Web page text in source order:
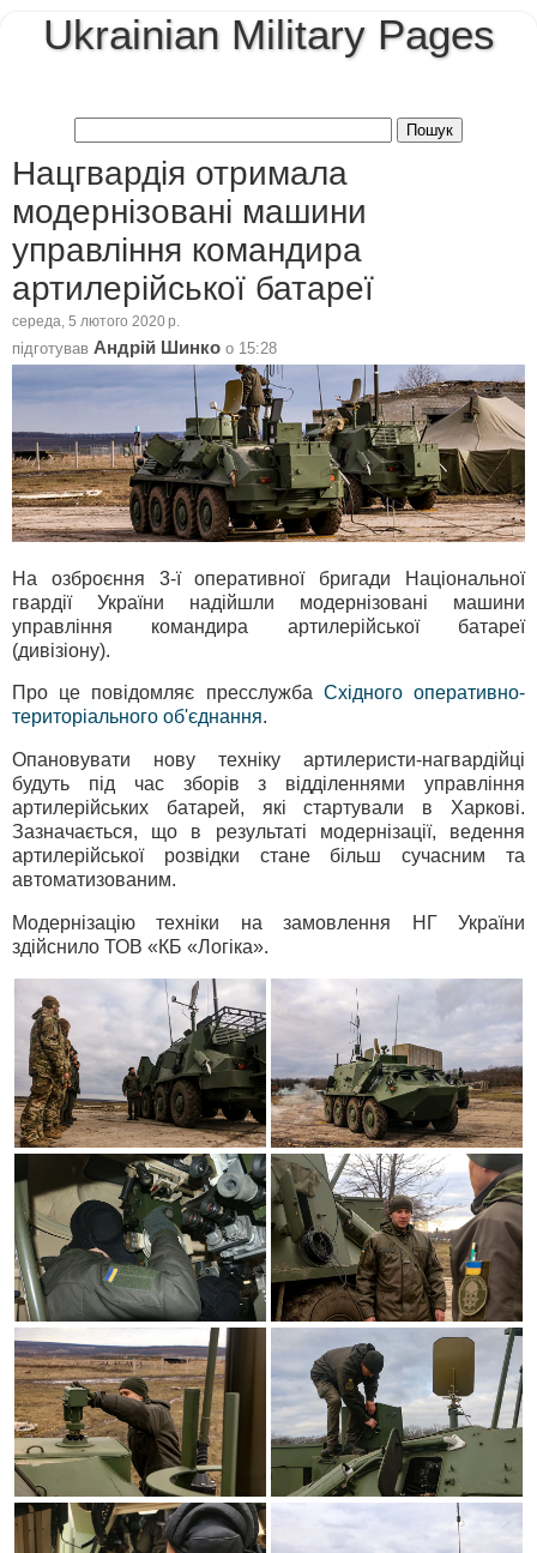
Ukrainian Military Pages
Нацгвардія отримала
модернізовані машини
управління командира
артилерійської батареї
середа, 5 лютого 2020 р.
підготував Андрій Шинко о 15:28
На озброєння 3-ї оперативної бригади Національної
гвардії України надійшли модернізовані машини
управління командира артилерійської батареї
(дивізіону).
Про це повідомляє пресслужба Східного оперативно-
територіального об'єднання.
Опановувати нову техніку артилеристи-нагвардійці
будуть під час зборів з відділеннями управління
артилерійських батарей, які стартували в Харкові.
Зазначається, що в результаті модернізації, ведення
артилерійської розвідки стане більш сучасним та
автоматизованим.
Модернізацію техніки на замовлення НГ України
здійснило ТОВ «КБ «Логіка».